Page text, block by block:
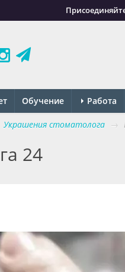
Обучение Работа
Украшения стоматолога →
24